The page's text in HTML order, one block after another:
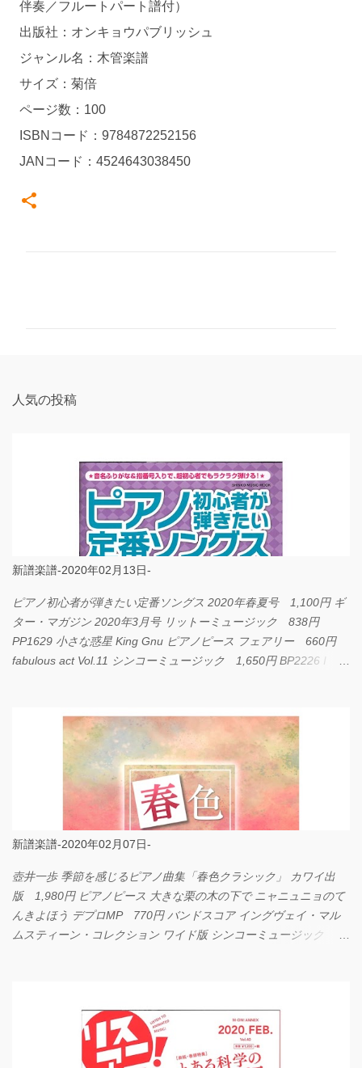
伴奏／フルートパート譜付）
出版社：オンキョウパブリッシュ
ジャンル名：木管楽譜
サイズ：菊倍
ページ数：100
ISBNコード：9784872252156
JANコード：4524643038450
人気の投稿
新譜楽譜-2020年02月13日-
ピアノ初心者が弾きたい定番ソングス 2020年春夏号 1,100円 ギ
ター・マガジン 2020年3月号 リットーミュージック 838円
PP1629 小さな惑星 King Gnu ピアノピース フェアリー 660円
fabulous act Vol.11 シンコーミュージック 1,650円 BP2226 I
新譜楽譜-2020年02月07日-
壺井一歩 季節を感じるピアノ曲集「春色クラシック」 カワイ出
版 1,980円 ピアノピース 大きな栗の木の下で ニャニュニョのて
んきよほう デプロMP 770円 バンドスコア イングヴェイ・マル
ムスティーン・コレクション ワイド版 シンコーミュージック